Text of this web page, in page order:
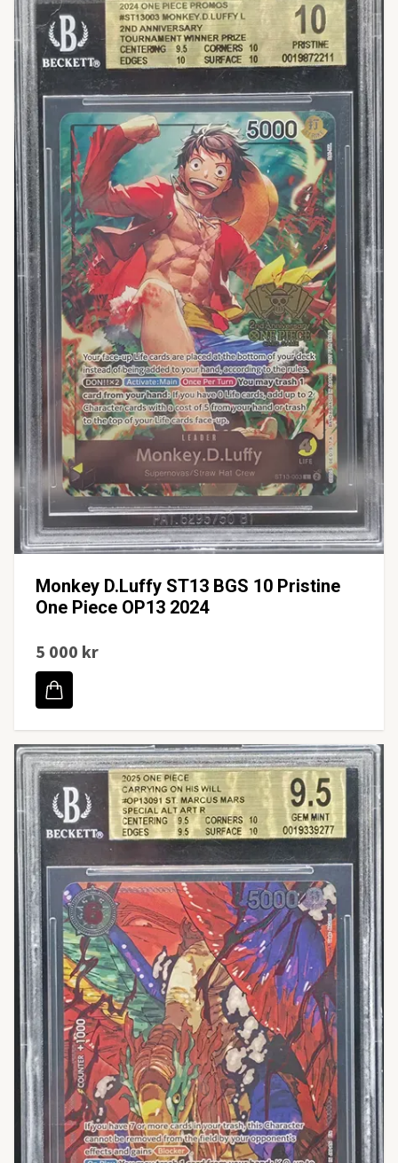
Monkey D.Luffy ST13 BGS 10 Pristine
One Piece OP13 2024
5 000 kr